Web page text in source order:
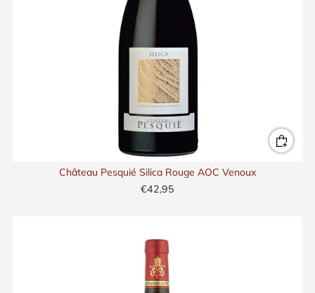
Château Pesquié Silica Rouge AOC Venoux
€42,95